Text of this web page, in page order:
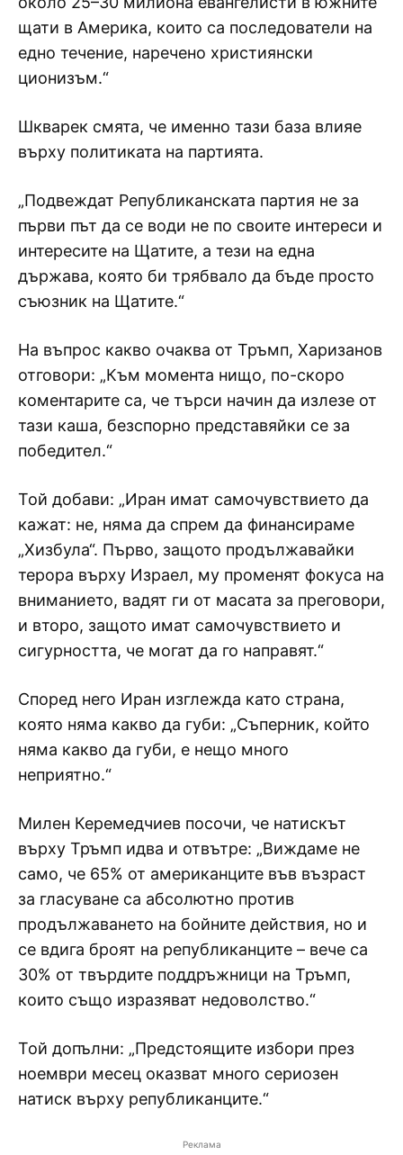
щати в Америка, които са последователи на
едно течение, наречено християнски
ционизъм.“
Шкварек смята, че именно тази база влияе
върху политиката на партията.
„Подвеждат Републиканската партия не за
първи път да се води не по своите интереси и
интересите на Щатите, а тези на една
държава, която би трябвало да бъде просто
съюзник на Щатите.“
На въпрос какво очаква от Тръмп, Харизанов
отговори: „Към момента нищо, по-скоро
коментарите са, че търси начин да излезе от
тази каша, безспорно представяйки се за
победител.“
Той добави: „Иран имат самочувствието да
кажат: не, няма да спрем да финансираме
„Хизбула“. Първо, защото продължавайки
терора върху Израел, му променят фокуса на
вниманието, вадят ги от масата за преговори,
и второ, защото имат самочувствието и
сигурността, че могат да го направят.“
Според него Иран изглежда като страна,
която няма какво да губи: „Съперник, който
няма какво да губи, е нещо много
неприятно.“
Милен Керемедчиев посочи, че натискът
върху Тръмп идва и отвътре: „Виждаме не
само, че 65% от американците във възраст
за гласуване са абсолютно против
продължаването на бойните действия, но и
се вдига броят на републиканците – вече са
30% от твърдите поддръжници на Тръмп,
които също изразяват недоволство.“
Той допълни: „Предстоящите избори през
ноември месец оказват много сериозен
натиск върху републиканците.“
Реклама